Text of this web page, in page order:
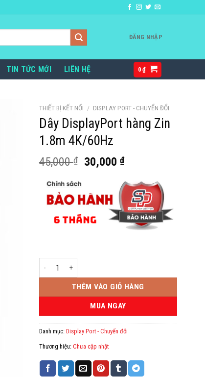
ĐĂNG NHẬP
TIN TỨC MỚI LIÊN HỆ 0₫
THIẾT BỊ KẾT NỐI / DISPLAY PORT - CHUYỂN ĐỔI
Dây DisplayPort hàng Zin
1.8m 4K/60Hz
45,000₫
Giá
45,000 ₫.
30,000₫Giá
tại
là:
30,000 ₫.
Dây DisplayPort hàng Zin 1.8m 4K/60Hz số lượng
THÊM VÀO GIỎ HÀNG
MUA NGAY
Danh mục: Display Port - Chuyển đổi
Thương hiệu: Chưa cập nhật